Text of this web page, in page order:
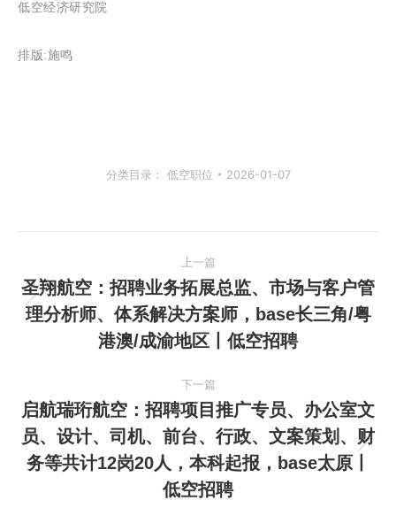
低空经济研究院
排版:施鸣
分类目录： 低空职位 2026-01-07
章
导
上一篇
上
一
文
章：
圣翔航空：招聘业务拓展总监、市场与客户管
理分析师、体系解决方案师，base长三角/粤
港澳/成渝地区丨低空招聘
下一篇
下
一
篇
启航瑞珩航空：招聘项目推广专员、办公室文
员、设计、司机、前台、行政、文案策划、财
务等共计12岗20人，本科起报，base太原丨
低空招聘